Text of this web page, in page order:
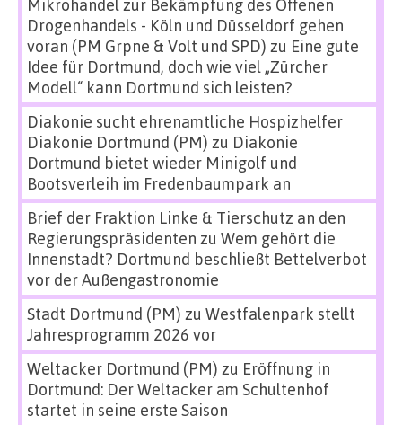
Mikrohandel zur Bekämpfung des Offenen
Drogenhandels - Köln und Düsseldorf gehen
voran (PM Grpne & Volt und SPD) zu Eine gute
Idee für Dortmund, doch wie viel „Zürcher
Modell“ kann Dortmund sich leisten?
Diakonie sucht ehrenamtliche Hospizhelfer
Diakonie Dortmund (PM) zu Diakonie
Dortmund bietet wieder Minigolf und
Bootsverleih im Fredenbaumpark an
Brief der Fraktion Linke & Tierschutz an den
Regierungspräsidenten zu Wem gehört die
Innenstadt? Dortmund beschließt Bettelverbot
vor der Außengastronomie
Stadt Dortmund (PM) zu Westfalenpark stellt
Jahresprogramm 2026 vor
Weltacker Dortmund (PM) zu Eröffnung in
Dortmund: Der Weltacker am Schultenhof
startet in seine erste Saison